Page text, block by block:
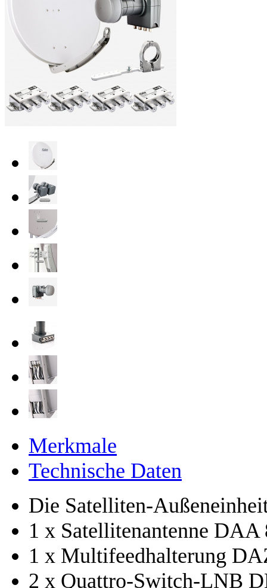
Merkmale
Technische Daten
Die Satelliten-
1 x Satellitenantenne DAA
1 x Multifeedhalterung
2 x Quattro-Switch-LNB